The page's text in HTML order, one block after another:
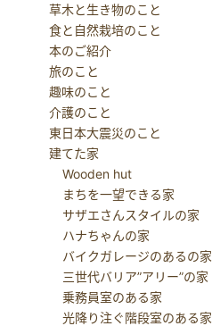
草木と生き物のこと
食と自然栽培のこと
本のご紹介
旅のこと
趣味のこと
介護のこと
東日本大震災のこと
建てた家
Wooden hut
まちを一望できる家
サザエさんスタイルの家
ハナちゃんの家
バイクガレージのあるの家
三世代バリア”アリー”の家
乗務員室のある家
光降り注ぐ階段室のある家